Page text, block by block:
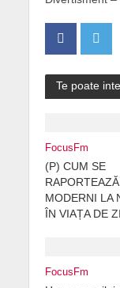
Te poate
FocusFm
(P) CUM SE
MODERNI LA
ÎN VIAȚA DE
FocusFm